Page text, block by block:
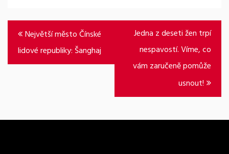
Navigace
pro
příspěvek
Největší město Čínské
lidové republiky: Šanghaj
Jedna z deseti žen trpí
nespavostí. Víme, co
vám zaručeně pomůže
usnout!